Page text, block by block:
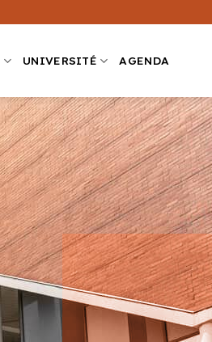
UNIVERSITÉ AGENDA